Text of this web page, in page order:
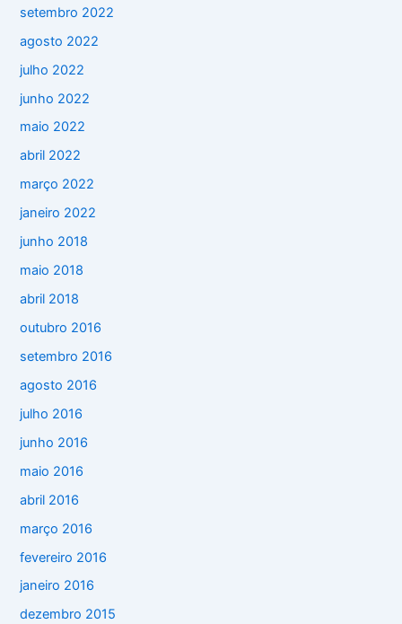
setembro 2022
agosto 2022
julho 2022
junho 2022
maio 2022
abril 2022
março 2022
janeiro 2022
junho 2018
maio 2018
abril 2018
outubro 2016
setembro 2016
agosto 2016
julho 2016
junho 2016
maio 2016
abril 2016
março 2016
fevereiro 2016
janeiro 2016
dezembro 2015